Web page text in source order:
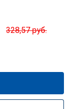
328,57руб.